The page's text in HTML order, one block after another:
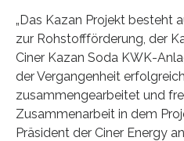
„Das Kazan Projekt besteht
zur Rohstoffförderung, der
Ciner Kazan Soda KWK-
der Vergangenheit
zusammengearbeitet und
Zusammenarbeit in dem
Präsident der Ciner Energy